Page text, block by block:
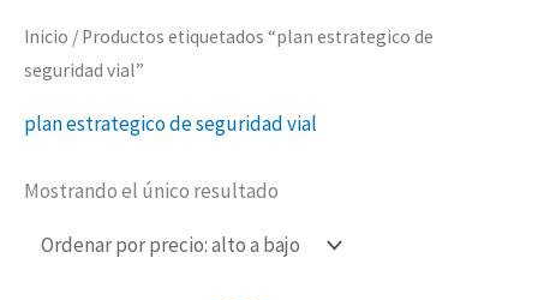
Inicio / Productos etiquetados “plan estrategico de
seguridad vial”
plan estrategico de seguridad vial
Mostrando el único resultado